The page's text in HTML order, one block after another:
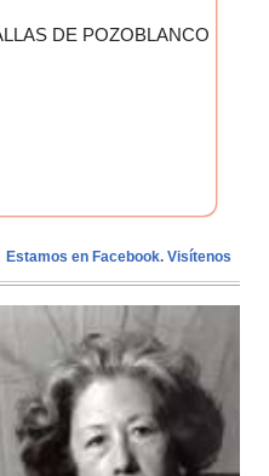
DE POZOBLANCO
Estamos en Facebook. Visítenos